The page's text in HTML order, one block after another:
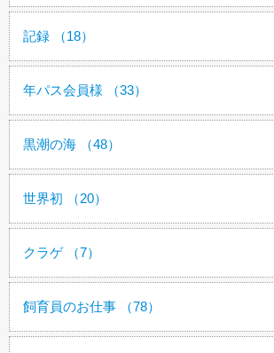
記録 （18）
年パス会員様 （33）
黒潮の海 （48）
世界初 （20）
クラゲ （7）
飼育員のお仕事 （78）